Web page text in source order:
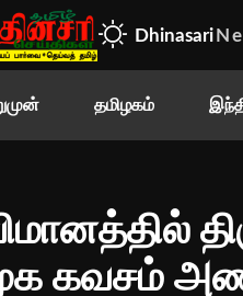
Dhinasari
தமிழகம்
கவசம்